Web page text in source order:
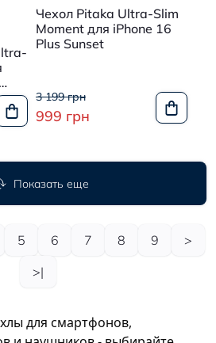
Чехол Pitaka Ultra-Slim
Moment для iPhone 16
Plus Sunset
3 199 грн
999 грн
Показать еще
5 6 7 8 9
>
>|
для смартфонов,